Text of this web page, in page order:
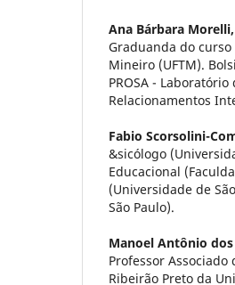
Ana Bárbara Morelli,
Graduanda do
Mineiro (UFTM).
PROSA -
Relacionamentos
Fabio Scorsolini-
&sicólogo
Educacional
(Universidade de
São Paulo).
Manoel Antônio dos
Professor Associado
Ribeirão Preto da